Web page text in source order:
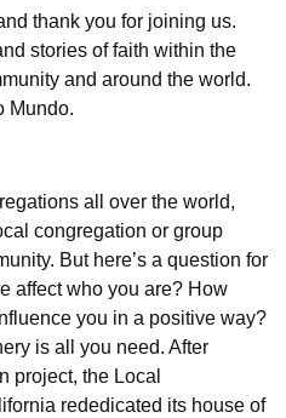
thank you for joining us.
stories of faith within the
and around the world.
Mundo.
all over the world,
congregation or group
But here’s a question for
affect who you are? How
you in a positive way?
is all you need. After
project, the Local
rededicated its house of